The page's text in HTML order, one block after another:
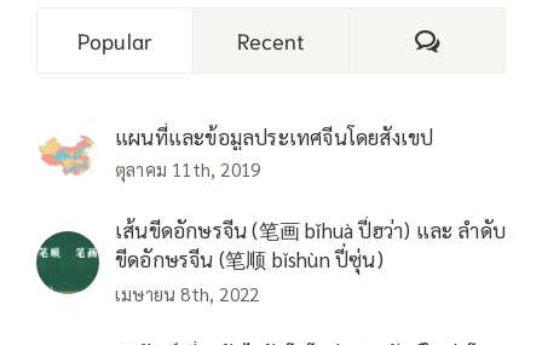
Popular Recent Comments
แผนที่และข้อมูลประเทศจีนโดยสังเขป
ตุลาคม 11th, 2019
เส้นขีดอักษรจีน (笔画 bǐhuà ปี่ฮว่า) และ ลำดับ
ขีดอักษรจีน (笔顺 bǐshùn ปี่ซุ่น)
เมษายน 8th, 2022